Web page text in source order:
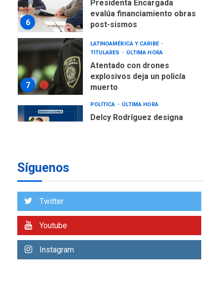
6
evalúa financiamiento obras
post-sismos
7
TITULARES
ÚLTIMA HORA
explosivos deja un policía
muerto
nuevo presidente de
2
Lionel Messi llega a
su padre
personas con la entrega de
Síguenos
Twitter
Youtube
Instagram